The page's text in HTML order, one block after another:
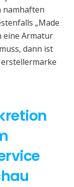
namhaften
„Made
eine Armatur
dann ist